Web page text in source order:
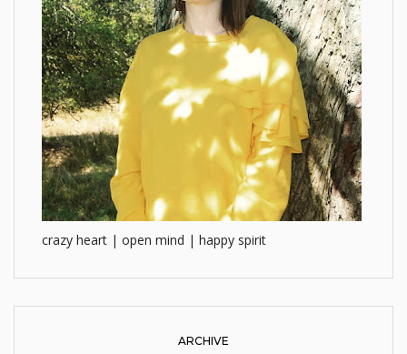
crazy heart | open mind | happy spirit
ARCHIVE